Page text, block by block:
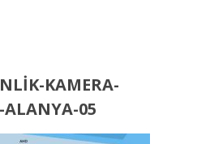
KAMERA-
05